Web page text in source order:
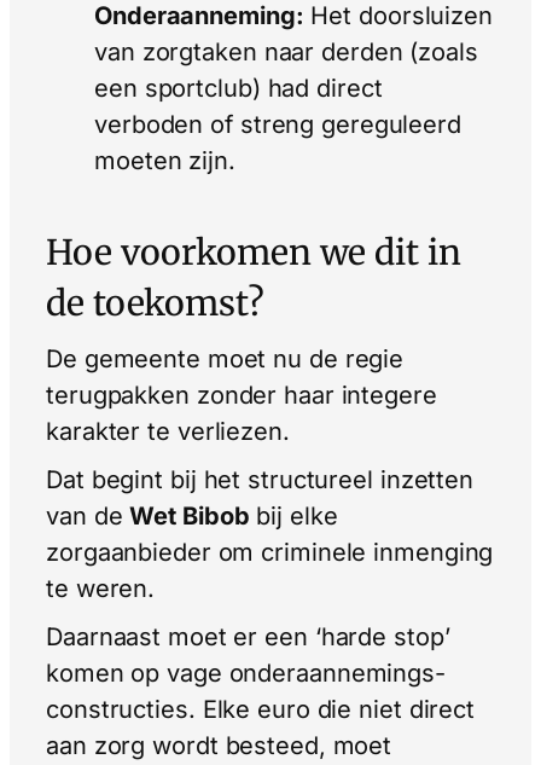
Onderaanneming: Het doorsluizen
van zorgtaken naar derden (zoals
een sportclub) had direct
verboden of streng gereguleerd
moeten zijn.
Hoe voorkomen we dit in
de toekomst?
De gemeente moet nu de regie
terugpakken zonder haar integere
karakter te verliezen.
Dat begint bij het structureel inzetten
van deWet Bibob bij elke
zorgaanbieder om criminele inmenging
te weren.
Daarnaast moet er een ‘harde stop’
komen op vage onderaannemings-
constructies. Elke euro die niet direct
aan zorg wordt besteed, moet